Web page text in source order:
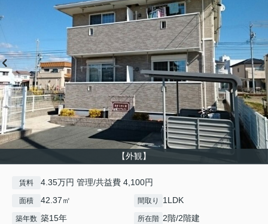
【外観】
賃料 4.35万円 管理/共益費 4,100円
面積 42.37㎡ 間取り 1LDK
築年数 築15年 所在階 2階/2階建